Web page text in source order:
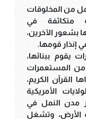
من المخلوقات
متكاثفة في
بشعور الآخرين،
إنذار قومها.
ببنائها،
من المستعمرات
القرآن الكريم،
الأمريكية
مدن النمل في
الأرض، وتشغل